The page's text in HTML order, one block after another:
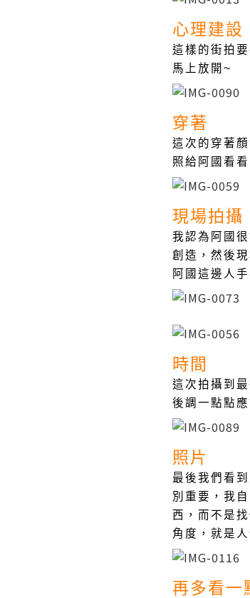
心理建設
這樣的街拍
馬上放開~
穿著
這次的穿著
照給阿國看
現場拍攝
我認為阿國
創造，然後
阿國這邊人
時間
這次拍攝到
後調一點點
照片
最後我們看
別重要，我
西，而不是
角度，就是
再多看一